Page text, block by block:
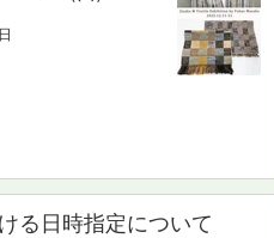
る日時指定について